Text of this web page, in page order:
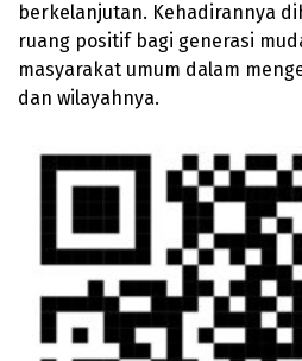
berkelanjutan. Kehadirannya
ruang positif bagi generasi
masyarakat umum dalam
dan wilayahnya.